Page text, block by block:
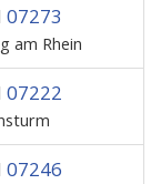
07273
am Rhein
07222
07246